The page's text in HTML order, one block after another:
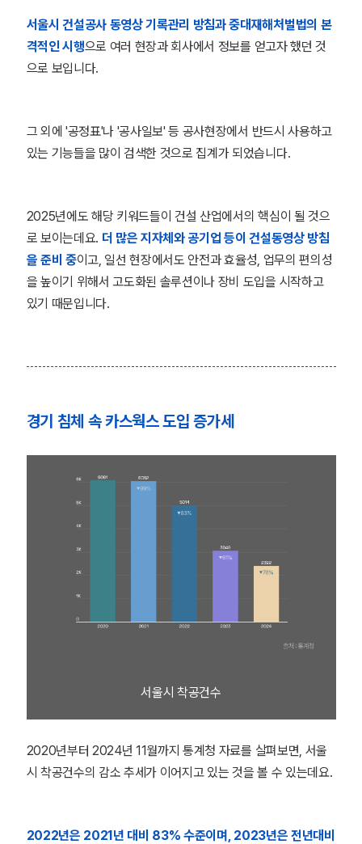
서울시 건설공사 동영상 기록관리 방침과 중대재해처벌법의 본
격적인 시행으로 여러 현장과 회사에서 정보를 얻고자 했던 것
으로 보입니다.
그 외에 '공정표'나 '공사일보' 등 공사현장에서 반드시 사용하고
있는 기능들을 많이 검색한 것으로 집계가 되었습니다.
2025년에도 해당 키워드들이 건설 산업에서의 핵심이 될 것으
로 보이는데요. 더 많은 지자체와 공기업 등이 건설동영상 방침
을 준비 중이고, 일선 현장에서도 안전과 효율성, 업무의 편의성
을 높이기 위해서 고도화된 솔루션이나 장비 도입을 시작하고
있기 때문입니다.
경기 침체 속 카스웍스 도입 증가세
서울시 착공건수
2020년부터 2024년 11월까지 통계청 자료를 살펴보면, 서울
시 착공건수의 감소 추세가 이어지고 있는 것을 볼 수 있는데요.
2022년은 2021년 대비 83% 수준이며, 2023년은 전년대비